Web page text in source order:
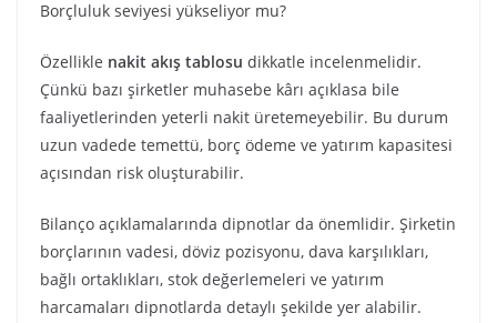
Borçluluk seviyesi yükseliyor mu?
Özellikle nakit akış tablosu dikkatle incelenmelidir.
Çünkü bazı şirketler muhasebe kârı açıklasa bile
faaliyetlerinden yeterli nakit üretemeyebilir. Bu durum
uzun vadede temettü, borç ödeme ve yatırım kapasitesi
açısından risk oluşturabilir.
Bilanço açıklamalarında dipnotlar da önemlidir. Şirketin
borçlarının vadesi, döviz pozisyonu, dava karşılıkları,
bağlı ortaklıkları, stok değerlemeleri ve yatırım
harcamaları dipnotlarda detaylı şekilde yer alabilir.